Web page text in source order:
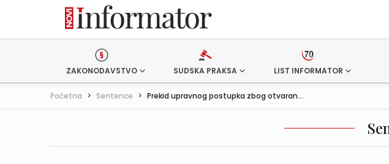
ZAKONODAVSTVO SUDSKA PRAKSA LIST INFORMATOR
Početna > Sentence > Prekid upravnog postupka zbog otvaran...